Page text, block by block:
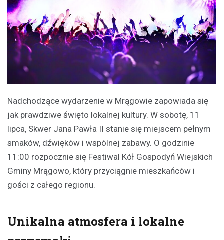
Nadchodzące wydarzenie w Mrągowie zapowiada się
jak prawdziwe święto lokalnej kultury. W sobotę, 11
lipca, Skwer Jana Pawła II stanie się miejscem pełnym
smaków, dźwięków i wspólnej zabawy. O godzinie
11:00 rozpocznie się Festiwal Kół Gospodyń Wiejskich
Gminy Mrągowo, który przyciągnie mieszkańców i
gości z całego regionu.
Unikalna atmosfera i lokalne